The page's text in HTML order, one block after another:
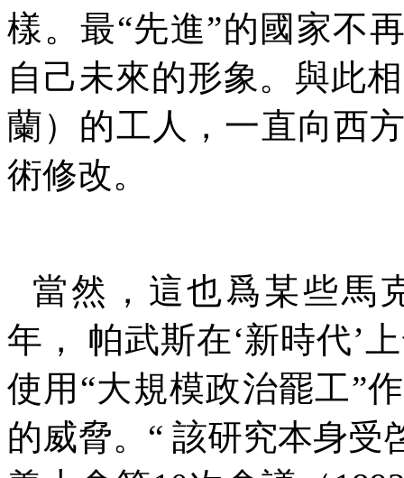
樣。最“先進”的國家不
自己未來的形象。與此
蘭）的工人，一直向西
術修改。
當然，這也爲某些馬
年，
帕武斯在‘新時代’
使用 “大規模政治罷工”
的威脅。 “該研究本身受